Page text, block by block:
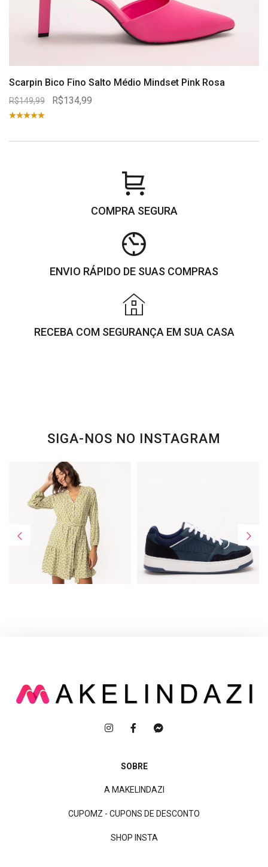
Scarpin Bico Fino Salto Médio Mindset Pink Rosa
R$149,99 R$134,99
COMPRA SEGURA
ENVIO RÁPIDO DE SUAS COMPRAS
RECEBA COM SEGURANÇA EM SUA CASA
SIGA-NOS NO INSTAGRAM
SOBRE
A MAKELINDAZI
CUPOMZ - CUPONS DE DESCONTO
SHOP INSTA